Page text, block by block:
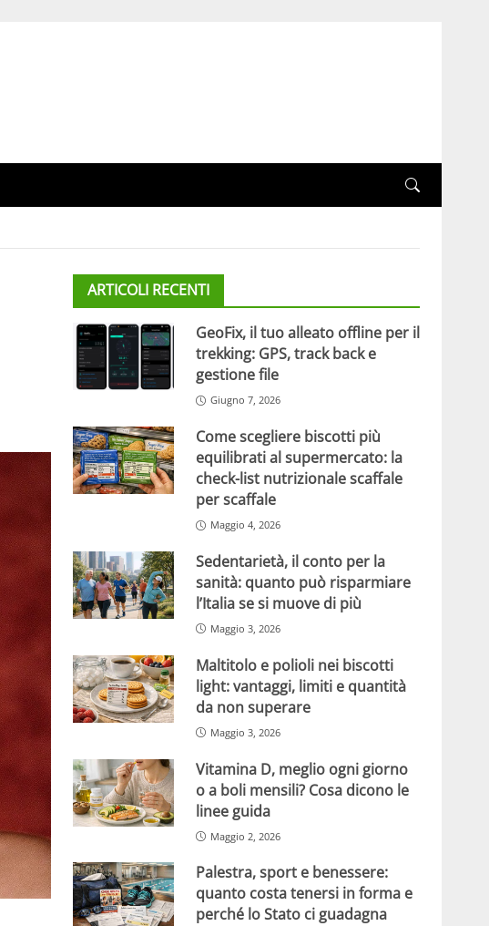
ARTICOLI RECENTI
GeoFix, il tuo alleato offline per il
trekking: GPS, track back e
gestione file
Giugno 7, 2026
Come scegliere biscotti più
equilibrati al supermercato: la
check-list nutrizionale scaffale
per scaffale
Maggio 4, 2026
Sedentarietà, il conto per la
sanità: quanto può risparmiare
l’Italia se si muove di più
Maggio 3, 2026
Maltitolo e polioli nei biscotti
light: vantaggi, limiti e quantità
da non superare
Maggio 3, 2026
Vitamina D, meglio ogni giorno
o a boli mensili? Cosa dicono le
linee guida
Maggio 2, 2026
Palestra, sport e benessere:
quanto costa tenersi in forma e
perché lo Stato ci guadagna